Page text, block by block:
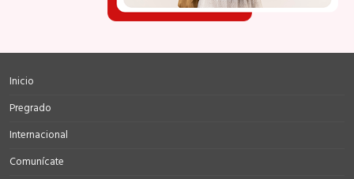
Inicio
Pregrado
Internacional
Comunícate